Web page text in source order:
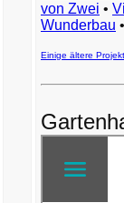
von Zwei •
Wunderbau •
Einige ältere